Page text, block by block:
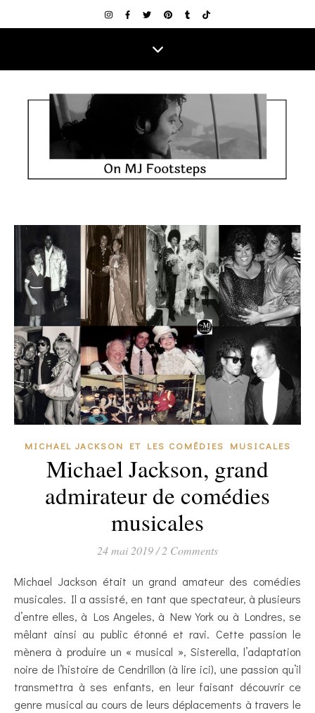
MICHAEL JACKSON ET LES COMÉDIES MUSICALES
Michael Jackson, grand
admirateur de comédies
musicales
24 mai 2019/ 2 Comments
Michael Jackson était un grand amateur des comédies
musicales. Il a assisté, en tant que spectateur, à plusieurs
d’entre elles, à Los Angeles, à New York ou à Londres, se
mêlant ainsi au public étonné et ravi. Cette passion le
mènera à produire un « musical », Sisterella, l’adaptation
noire de l’histoire de Cendrillon (à lire ici), une passion qu’il
transmettra à ses enfants, en leur faisant découvrir ce
genre musical au cours de leurs déplacements à travers le